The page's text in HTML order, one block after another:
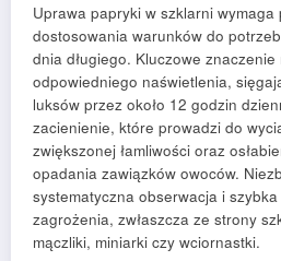
Uprawa papryki w szklarni wymaga
dostosowania warunków do
dnia długiego. Kluczowe
odpowiedniego naświetlenia,
luksów przez około 12 godzin
zacienienie, które prowadzi do
zwiększonej łamliwości oraz
opadania zawiązków owoców.
systematyczna obserwacja i
zagrożenia, zwłaszcza ze strony
mączliki, miniarki czy wciornastki.